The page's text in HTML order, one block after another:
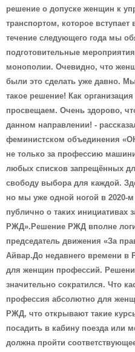
решение о допуске женщин к
транспортом, которое вступает
течение следующего года мы
подготовительные
монополии. Очевидно, что
были это сделать уже давно.
такое решение! Как
просвещаем. Очень здорово,
данном направлении! -
феминистском объединения
не только за профессию
любых списков запрещённых
свободу выбора для каждой.
но мы уже одной ногой в 2020-
публично о таких инициативах
РЖД».Решение РЖД вполне
председатель движения «За
Айвар.До недавнего времени в
для женщин профессий.
значительно сократился. Что
профессия абсолютно для
РЖД, что открывают такие
посадить в кабину поезда или
должна пройти